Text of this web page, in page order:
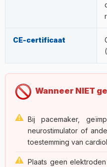
CE-certificaat
Wanneer NIET
Bij pacemaker,
neurostimulator of
toestemming van
Plaats geen